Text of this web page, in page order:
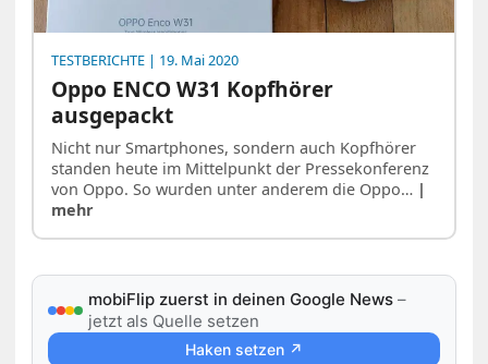
TESTBERICHTE | 19. Mai 2020
Oppo ENCO W31 Kopfhörer
ausgepackt
Nicht nur Smartphones, sondern auch Kopfhörer
standen heute im Mittelpunkt der Pressekonferenz
von Oppo. So wurden unter anderem die Oppo… |
mehr
mobiFlip zuerst in deinen Google News –
jetzt als Quelle setzen
Haken setzen ↗